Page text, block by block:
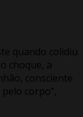
quando colidiu
choque, a
consciente
corpo”,